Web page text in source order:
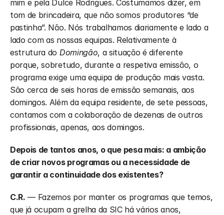
mim e pela Dulce Rodrigues. Costumamos dizer, em
tom de brincadeira, que não somos produtores “de
pastinha”. Não. Nós trabalhamos diariamente e lado a
lado com as nossas equipas. Relativamente à
estrutura do Domingão, a situação é diferente
porque, sobretudo, durante a respetiva emissão, o
programa exige uma equipa de produção mais vasta.
São cerca de seis horas de emissão semanais, aos
domingos. Além da equipa residente, de sete pessoas,
contamos com a colaboração de dezenas de outros
profissionais, apenas, aos domingos.
Depois de tantos anos, o que pesa mais: a ambição
de criar novos programas ou a necessidade de
garantir a continuidade dos existentes?
C.R. — Fazemos por manter os programas que temos,
que já ocupam a grelha da SIC há vários anos,